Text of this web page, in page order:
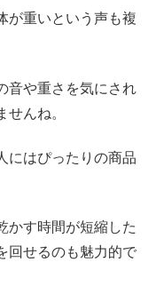
が重いという声も複
音や重さを気にされ
んね。
にはぴったりの商品
かす時間が短縮した
回せるのも魅力的で